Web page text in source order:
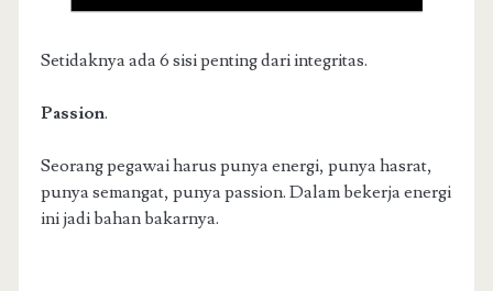
Setidaknya ada 6 sisi penting dari integritas.
Passion.
Seorang pegawai harus punya energi, punya hasrat,
punya semangat, punya passion. Dalam bekerja energi
ini jadi bahan bakarnya.